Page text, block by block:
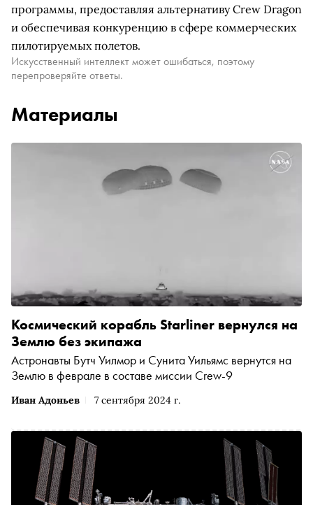
программы, предоставляя альтернативу Crew Dragon
и обеспечивая конкуренцию в сфере коммерческих
пилотируемых полетов.
Искусственный интеллект может ошибаться, поэтому
перепроверяйте ответы.
Материалы
Иван Адоньев 7 сентября 2024 г.
Космический корабль Starliner вернулся на
Землю без экипажа
Астронавты Бутч Уилмор и Сунита Уильямс вернутся на
Землю в феврале в составе миссии Crew-9